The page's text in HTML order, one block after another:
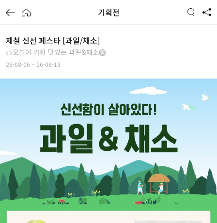
기획전
제철 신선 페스타 [과일/채소]
🍊오늘이 가장 맛있는 과일&채소🥝
26-08-06 ~ 26-08-13